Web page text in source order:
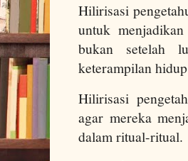
Hilirisasi
untuk
bukan setelah
keterampilan
Hilirisasi
agar mereka
dalam ritual-ritual.